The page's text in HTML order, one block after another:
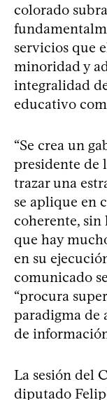
colorado
servicios que
minoridad y
integralidad
educativo
“Se crea un
presidente de
trazar una
se aplique en
coherente, sin
que hay
en su
comunicado
“procura
paradigma de
de
La sesión del
diputado